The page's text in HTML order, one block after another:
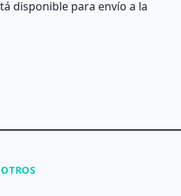
disponible para envío a la